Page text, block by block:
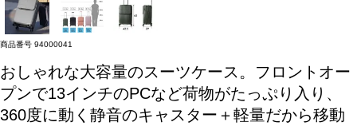
商品番号 94000041
おしゃれな大容量のスーツケース。フロントオー
プンで13インチのPCなど荷物がたっぷり入り、
360度に動く静音のキャスター＋軽量だから移動